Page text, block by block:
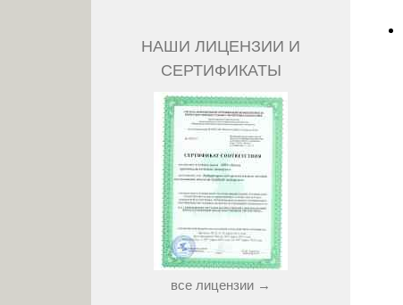
НАШИ ЛИЦЕНЗИИ И
СЕРТИФИКАТЫ
все лицензии →